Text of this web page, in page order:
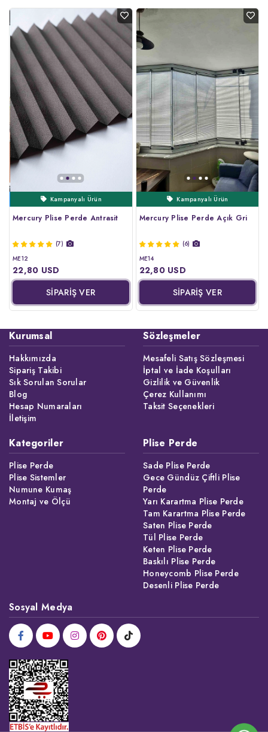
Kampanyalı Ürün Ertesi Gün Kargo
Mercury Plise Perde Antrasit
(7)
ME12
22,80 USD
SİPARİŞ VER
Çok Satanlar Kampanyalı Ürün
Mercury Plise Perde Açık Gri
(6)
ME14
22,80 USD
SİPARİŞ VER
Çok Satanlar
Kurumsal
Hakkımızda
Sipariş Takibi
Sık Sorulan Sorular
Blog
Hesap Numaraları
İletişim
Kategoriler
Plise Perde
Plise Sistemler
Numune Kumaş
Montaj ve Ölçü
Plise Perde
Sade Plise Perde
Gece Gündüz Çiftli Plise
Perde
Yarı Karartma Plise Perde
Tam Karartma Plise Perde
Saten Plise Perde
Tül Plise Perde
Keten Plise Perde
Baskılı Plise Perde
Honeycomb Plise Perde
Desenli Plise Perde
Sözleşmeler
Mesafeli Satış Sözleşmesi
İptal ve İade Koşulları
Gizlilik ve Güvenlik
Çerez Kullanımı
Taksit Seçenekleri
Sosyal Medya